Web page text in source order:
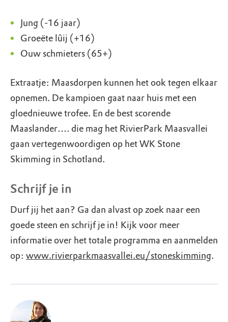
Jung (-16 jaar)
Groeëte lûij (+16)
Ouw schmieters (65+)
Extraatje: Maasdorpen kunnen het ook tegen elkaar
opnemen. De kampioen gaat naar huis met een
gloednieuwe trofee. En de best scorende
Maaslander…. die mag het RivierPark Maasvallei
gaan vertegenwoordigen op het WK Stone
Skimming in Schotland.
Schrijf je in
Durf jij het aan? Ga dan alvast op zoek naar een
goede steen en schrijf je in! Kijk voor meer
informatie over het totale programma en aanmelden
op: www.rivierparkmaasvallei.eu/stoneskimming.